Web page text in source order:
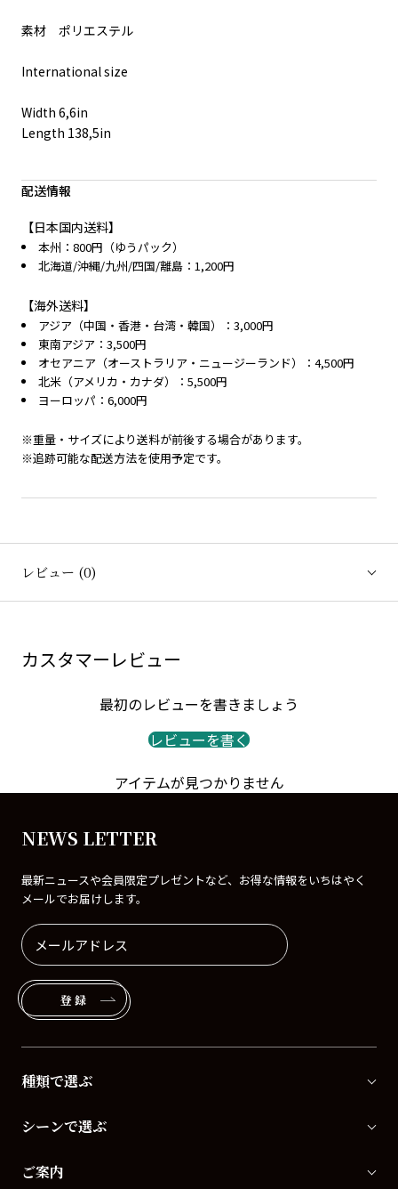
素材 ポリエステル
International size
Width 6,6in
Length 138,5in
配送情報
【日本国内送料】
本州：800円（ゆうパック）
北海道/沖縄/九州/四国/離島：1,200円
【海外送料】
アジア（中国・香港・台湾・韓国）：3,000円
東南アジア：3,500円
オセアニア（オーストラリア・ニュージーランド）：4,500円
北米（アメリカ・カナダ）：5,500円
ヨーロッパ：6,000円
※重量・サイズにより送料が前後する場合があります。
※追跡可能な配送方法を使用予定です。
レビュー (0)
カスタマーレビュー
最初のレビューを書きましょう
レビューを書く
アイテムが見つかりません
NEWS LETTER
最新ニュースや会員限定プレゼントなど、お得な情報をいちはやく
メールでお届けします。
登録
種類で選ぶ
シーンで選ぶ
ご案内